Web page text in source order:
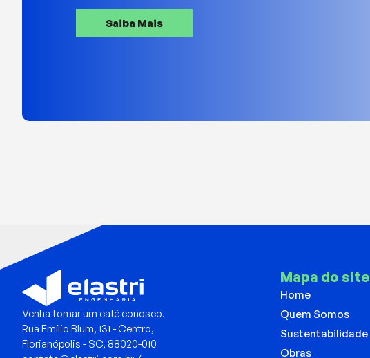
Saiba Mais
Venha tomar um café conosco.
Rua Emílio Blum, 131 - Centro,
Florianópolis - SC, 88020-010
Mapa do site
Home
Quem Somos
Sustentabilidade
Obras